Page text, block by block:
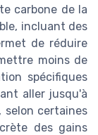
carbone de la
incluant des
de réduire
moins de
spécifiques
aller jusqu'à
selon certaines
des gains